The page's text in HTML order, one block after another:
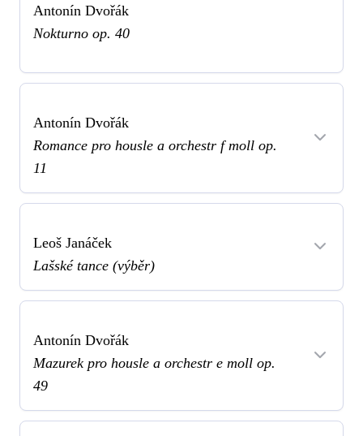
Antonín Dvořák
Nokturno op. 40
Antonín Dvořák
Romance pro housle a orchestr f moll op.
11
Leoš Janáček
Lašské tance (výběr)
Antonín Dvořák
Mazurek pro housle a orchestr e moll op.
49